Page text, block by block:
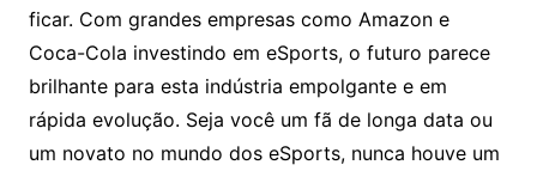
ficar. Com grandes empresas como Amazon e
Coca-Cola investindo em eSports, o futuro parece
brilhante para esta indústria empolgante e em
rápida evolução. Seja você um fã de longa data ou
um novato no mundo dos eSports, nunca houve um